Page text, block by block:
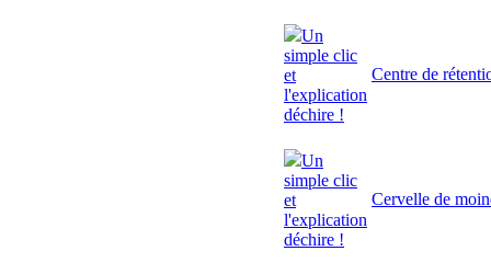
Un
simple clic
et
l'explication
déchire !
Centre de
Un
simple clic
et
l'explication
déchire !
Cervelle de